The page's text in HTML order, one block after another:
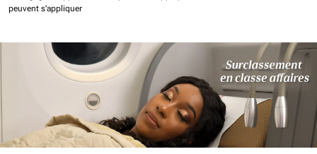
peuvent s'appliquer